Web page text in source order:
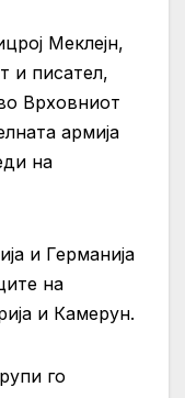
Меклејн,
и писател,
Врховниот
армија
на
и Германија
на
и Камерун.
го